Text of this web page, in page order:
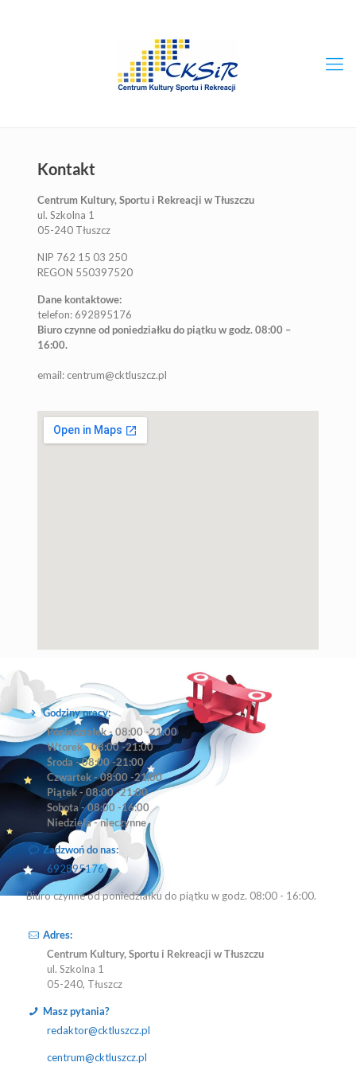
Kontakt
Centrum Kultury, Sportu i Rekreacji w Tłuszczu
ul. Szkolna 1
05-240 Tłuszcz
NIP 762 15 03 250
REGON 550397520
Dane kontaktowe:
telefon: 692895176
Biuro czynne od poniedziałku do piątku w godz. 08:00 –
16:00.
email: centrum@cktluszcz.pl
Godziny pracy:
Poniedziałek - 08:00 -21:00
Wtorek - 08:00 -21:00
Środa - 08:00 -21:00
Czwartek - 08:00 -21:00
Piątek - 08:00 -21:00
Sobota - 08:00 -16:00
Niedziela - nieczynne
Zadzwoń do nas:
692895176
Biuro czynne od poniedziałku do piątku w godz. 08:00 - 16:00.
Adres:
Centrum Kultury, Sportu i Rekreacji w Tłuszczu
ul. Szkolna 1
05-240, Tłuszcz
Masz pytania?
redaktor@cktluszcz.pl
centrum@cktluszcz.pl